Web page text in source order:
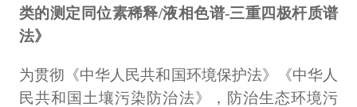
类的测定同位素稀释/液相色谱-三重四极杆质谱
法》
为贯彻《中华人民共和国环境保护法》《中华人
民共和国土壤污染防治法》，防治生态环境污